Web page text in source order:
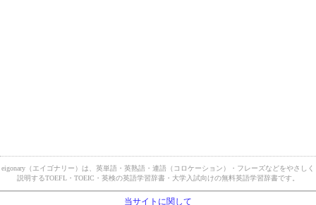
eigonary（エイゴナリー）は、英単語・英熟語・連語（コロケーション）・フレーズなどをやさしく
説明するTOEFL・TOEIC・英検の英語学習辞書・大学入試向けの無料英語学習辞書です。
当サイトに関して